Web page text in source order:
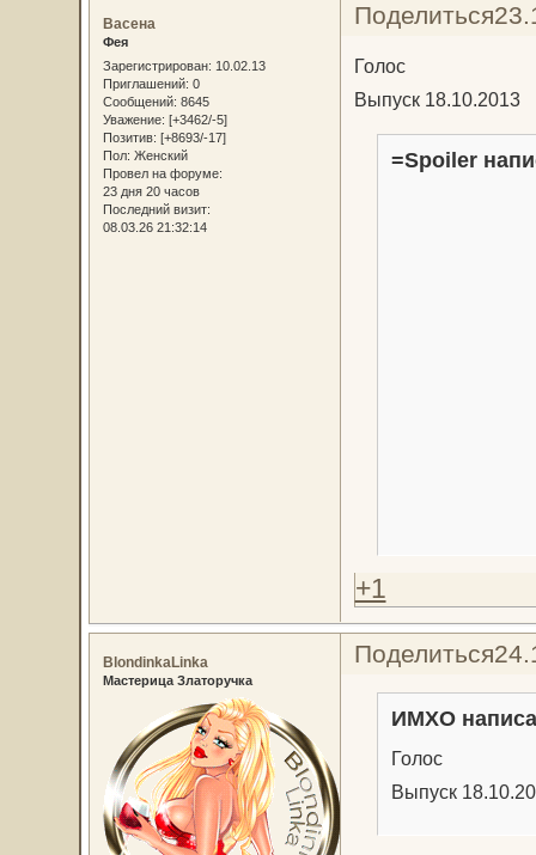
Поделиться
Васена
Фея
Зарегистрирован: 10.02.13
Приглашений: 0
Сообщений: 8645
Уважение: [+3462/-5]
Позитив: [+8693/-17]
Пол: Женский
Провел на форуме:
23 дня 20 часов
Последний визит:
08.03.26 21:32:14
Голос
Выпуск 18.10.2013
=Spoiler
+1
Поделиться
BlondinkaLinka
Мастерица Златоручка
ИМХО
Голос
Выпуск